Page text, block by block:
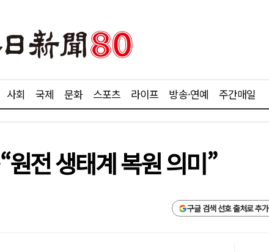
사회 국제 문화 스포츠 라이프 방송·연예 주간매일
전 생태계 복원 의미”
구글 검색 선호 출처로 추가